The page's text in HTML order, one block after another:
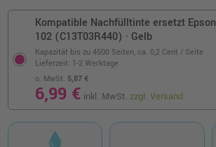
Kompatible Nachfülltinte ersetzt Epson
102 (C13T03R440) · Gelb
Kapazität bis zu 4500 Seiten, ca. 0,2 Cent / Seite
o. MwSt. 5,87 €
6,99 € inkl. MwSt.zzgl. Versand
Lieferzeit: 1-2 Werktage